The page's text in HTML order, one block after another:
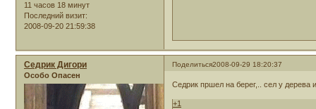
11 часов 18 минут
Последний визит:
2008-09-20 21:59:38
Поделиться2008-09-29 18:20:37
Седрик Дигори
Особо Опасен
Седрик пршел на берег,.. сел у дерева
+1